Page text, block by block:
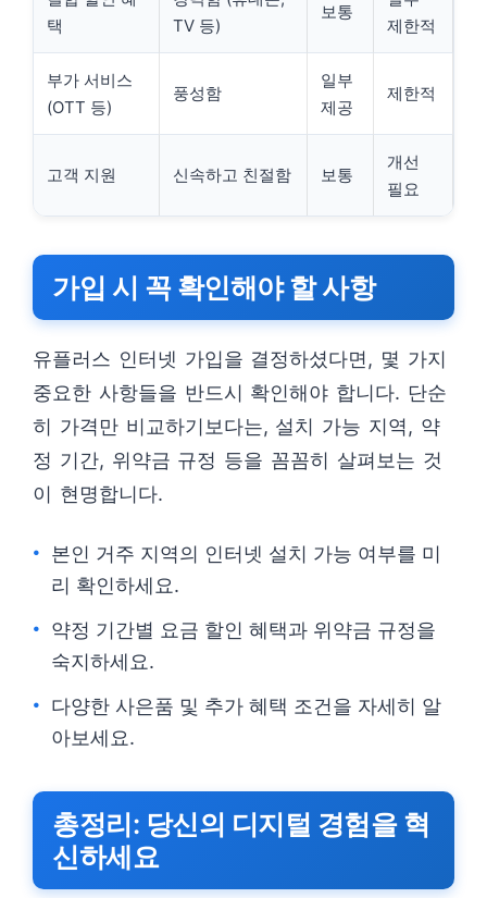
택
TV 등)
보통
제한적
부가 서비스
(OTT 등)
풍성함
일부
제공
제한적
고객 지원 신속하고 친절함 보통
개선
필요
가입 시 꼭 확인해야 할 사항
유플러스 인터넷 가입을 결정하셨다면, 몇 가지
중요한 사항들을 반드시 확인해야 합니다. 단순
히 가격만 비교하기보다는, 설치 가능 지역, 약
정 기간, 위약금 규정 등을 꼼꼼히 살펴보는 것
이 현명합니다.
본인 거주 지역의 인터넷 설치 가능 여부를 미
리 확인하세요.
약정 기간별 요금 할인 혜택과 위약금 규정을
숙지하세요.
다양한 사은품 및 추가 혜택 조건을 자세히 알
아보세요.
총정리: 당신의 디지털 경험을 혁
신하세요